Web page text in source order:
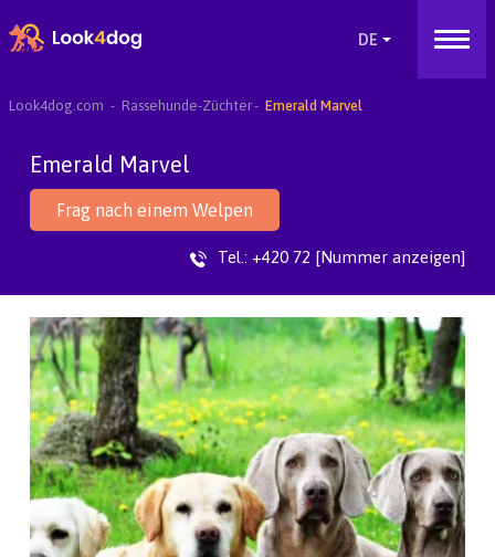
Look4dog.com Rassehunde-Züchter Emerald Marvel
Emerald Marvel
Frag nach einem Welpen
Tel.: +420 72 [Nummer anzeigen]